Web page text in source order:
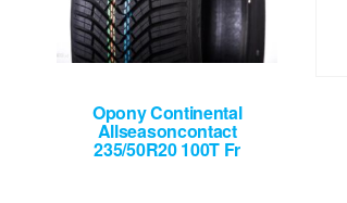
Opony Continental
Allseasoncontact
235/50R20 100T Fr